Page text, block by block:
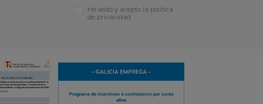
He leído y acepto la política
de privacidad